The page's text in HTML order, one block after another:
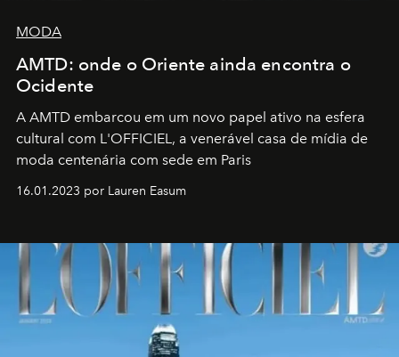
MODA
AMTD: onde o Oriente ainda encontra o
Ocidente
A AMTD embarcou em um novo papel ativo na esfera
cultural com L'OFFICIEL, a venerável casa de mídia de
moda centenária com sede em Paris
16.01.2023 por Lauren Easum